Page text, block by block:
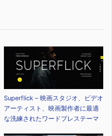
Superflick – 映画スタジオ、ビデオ
アーティスト、映画製作者に最適
な洗練されたワードプレステーマ